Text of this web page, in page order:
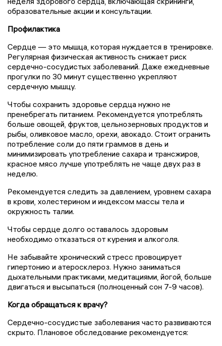
образовательные акции и консультации.
Профилактика
Сердце — это мышца, которая нуждается в тренировке.
Регулярная физическая активность снижает риск
сердечно-сосудистых заболеваний. Даже ежедневные
прогулки по 30 минут существенно укрепляют
сердечную мышцу.
Чтобы сохранить здоровье сердца нужно не
пренебрегать питанием. Рекомендуется употреблять
больше овощей, фруктов, цельнозерновых продуктов и
рыбы, оливковое масло, орехи, авокадо. Стоит огранить
потребление соли до пяти граммов в день и
минимизировать употребление сахара и трансжиров,
красное мясо лучше употреблять не чаще двух раз в
неделю.
Рекомендуется следить за давлением, уровнем сахара
в крови, холестерином и индексом массы тела и
окружность талии.
Чтобы сердце долго оставалось здоровым
необходимо отказаться от курения и алкоголя.
Не забывайте хронический стресс провоцирует
гипертонию и атеросклероз. Нужно заниматься
дыхательными практиками, медитациями, йогой, больше
двигаться и высыпаться (полноценный сон 7-9 часов).
Когда обращаться к врачу?
Сердечно-сосудистые заболевания часто развиваются
скрыто. Плановое обследование рекомендуется: